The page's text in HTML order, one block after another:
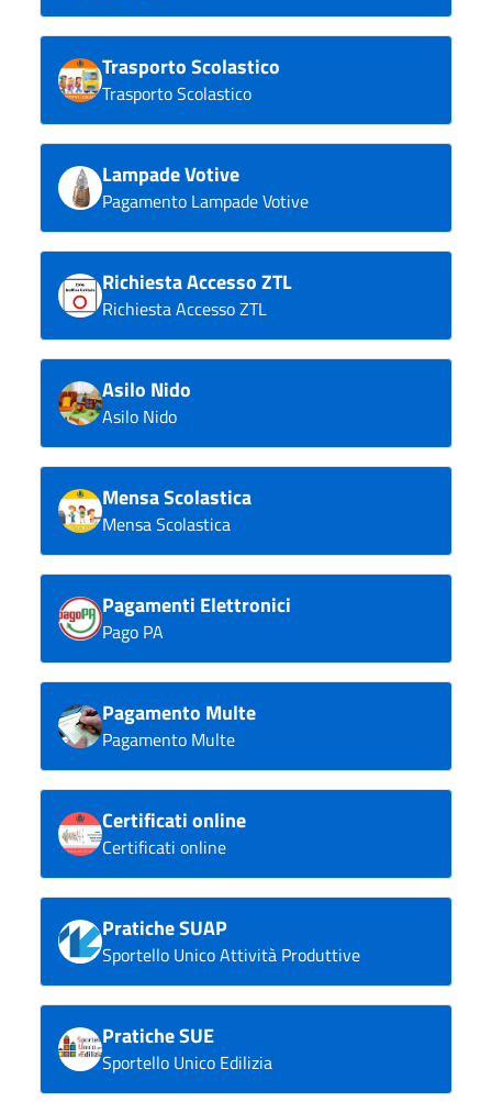
Trasporto Scolastico
Trasporto Scolastico
Lampade Votive
Pagamento Lampade Votive
Richiesta Accesso ZTL
Richiesta Accesso ZTL
Asilo Nido
Asilo Nido
Mensa Scolastica
Mensa Scolastica
Pagamenti Elettronici
Pago PA
Pagamento Multe
Pagamento Multe
Certificati online
Certificati online
Pratiche SUAP
Sportello Unico Attività Produttive
Pratiche SUE
Sportello Unico Edilizia